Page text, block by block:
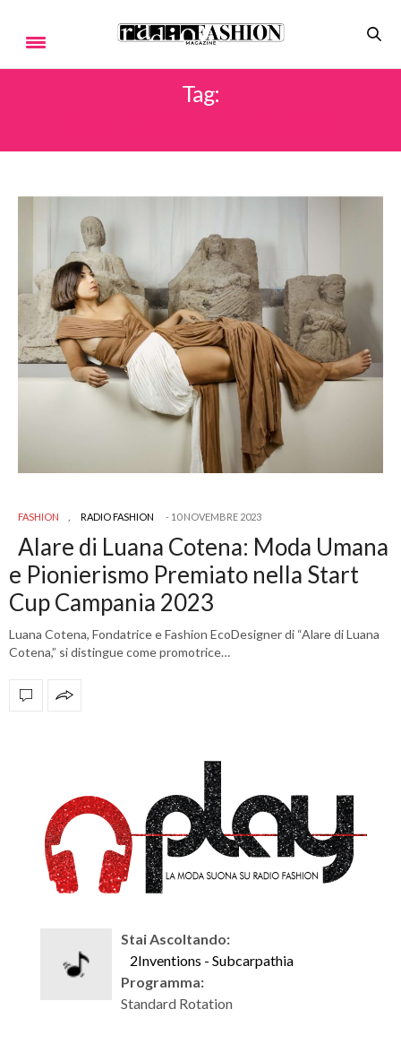
Tag:
FASHION , RADIO FASHION 10 NOVEMBRE 2023
Alare di Luana Cotena: Moda Umana
e Pionierismo Premiato nella Start
Cup Campania 2023
Luana Cotena, Fondatrice e Fashion EcoDesigner di “Alare di Luana
Cotena,” si distingue come promotrice…
Stai Ascoltando:
2Inventions - Subcarpathia
Programma:
Standard Rotation